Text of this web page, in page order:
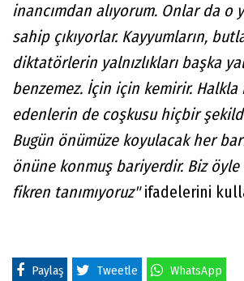
inancımdan alıyorum. Onlar da o
sahip çıkıyorlar. Kayyumların,
diktatörlerin yalnızlıkları başka
benzemez. İçin için kemirir.
edenlerin de coşkusu hiçbir
Bugün önümüze koyulacak her
önüne konmuş bariyerdir. Biz
fikren tanımıyoruz"ifadelerini
Paylaş Tweetle WhatsApp